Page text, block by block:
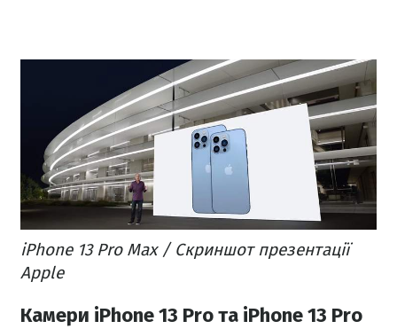
iPhone 13 Pro Max / Скриншот презентації
Apple
Камери iPhone 13 Pro та iPhone 13 Pro